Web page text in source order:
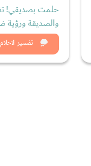
تفسير الاحلام
حلمت بصديقي!
والصديقة ورؤية
شاهد الان